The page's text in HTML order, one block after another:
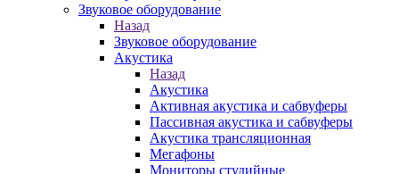
Звуковое оборудование
Назад
Звуковое оборудование
Акустика
Назад
Акустика
Активная акустика и сабвуферы
Пассивная акустика и сабвуферы
Акустика трансляционная
Мегафоны
Мониторы студийные